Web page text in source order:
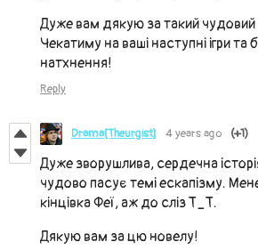
Дуже вам дякую за такий чудовий
Чекатиму на ваші наступні ігри
натхнення!
Reply
Drama[Theurgist] 4 years ago (+1)
Дуже зворушлива, сердечна
чудово пасує темі ескапізму.
кінцівка Феї, аж до сліз Т_Т.
Дякую вам за цю новелу!